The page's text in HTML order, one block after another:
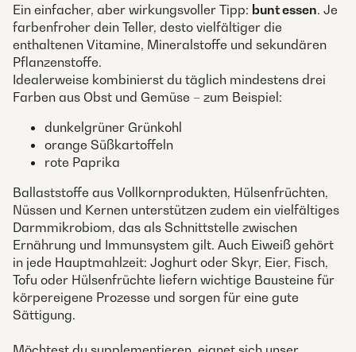
Ein einfacher, aber wirkungsvoller Tipp: bunt essen. Je
farbenfroher dein Teller, desto vielfältiger die
enthaltenen Vitamine, Mineralstoffe und sekundären
Pflanzenstoffe.
Idealerweise kombinierst du täglich mindestens drei
Farben aus Obst und Gemüse – zum Beispiel:
dunkelgrüner Grünkohl
orange Süßkartoffeln
rote Paprika
Ballaststoffe aus Vollkornprodukten, Hülsenfrüchten,
Nüssen und Kernen unterstützen zudem ein vielfältiges
Darmmikrobiom, das als Schnittstelle zwischen
Ernährung und Immunsystem gilt. Auch Eiweiß gehört
in jede Hauptmahlzeit: Joghurt oder Skyr, Eier, Fisch,
Tofu oder Hülsenfrüchte liefern wichtige Bausteine für
körpereigene Prozesse und sorgen für eine gute
Sättigung.